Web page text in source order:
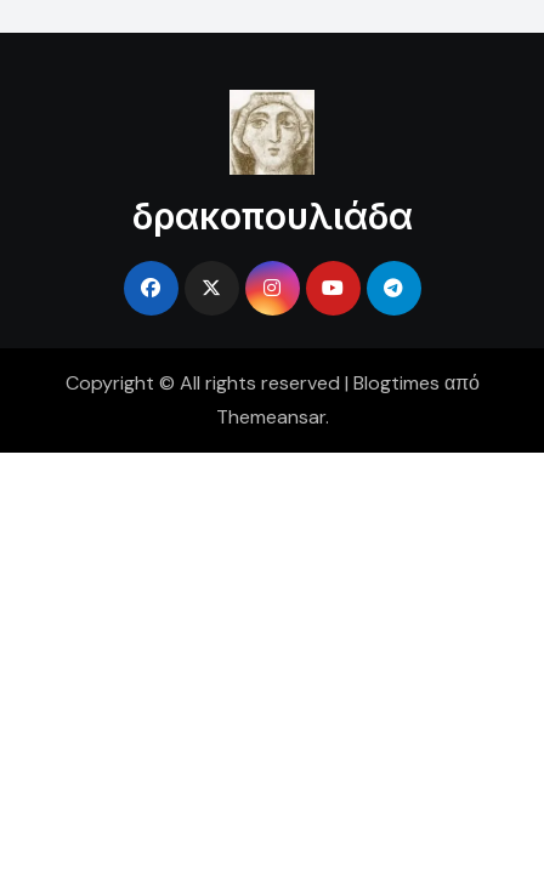
δρακοπουλιάδα
Copyright © All rights reserved | Blogtimes από
Themeansar.